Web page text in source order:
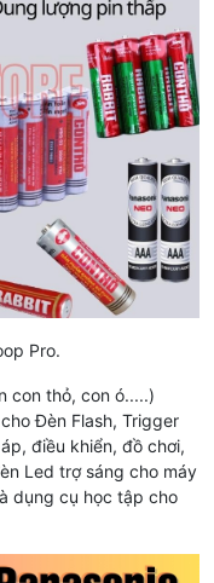
Pro.
con thỏ, con ó.....)
Đèn Flash, Trigger
điều khiển, đồ chơi,
Led trợ sáng cho máy
dụng cụ học tập cho